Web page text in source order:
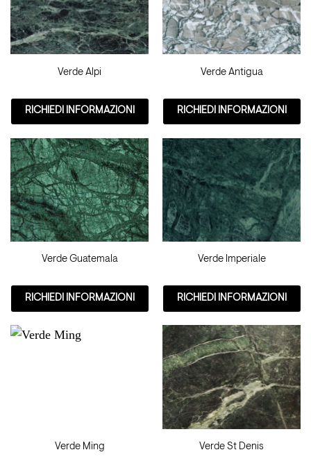
Verde Alpi
RICHIEDI INFORMAZIONI
Verde Antigua
RICHIEDI INFORMAZIONI
Verde Guatemala
RICHIEDI INFORMAZIONI
Verde Imperiale
RICHIEDI INFORMAZIONI
Verde Ming Verde St Denis